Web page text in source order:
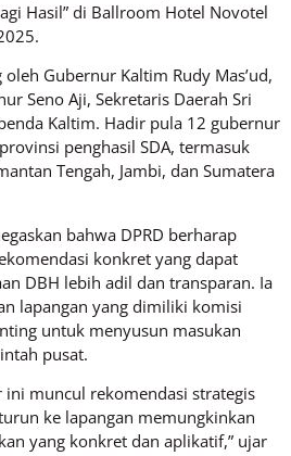
Hasil” di Ballroom Hotel Novotel
Gubernur Kaltim Rudy Mas’ud,
Seno Aji, Sekretaris Daerah Sri
Kaltim. Hadir pula 12 gubernur
penghasil SDA, termasuk
Tengah, Jambi, dan Sumatera
bahwa DPRD berharap
konkret yang dapat
DBH lebih adil dan transparan. Ia
lapangan yang dimiliki komisi
untuk menyusun masukan
pusat.
ini muncul rekomendasi strategis
ke lapangan memungkinkan
yang konkret dan aplikatif,” ujar